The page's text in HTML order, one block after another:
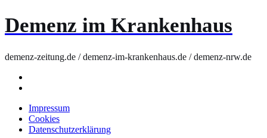
Demenz im Krankenhaus
demenz-zeitung.de / demenz-im-krankenhaus.de / demenz-nrw.de
Impressum
Cookies
Datenschutzerklärung